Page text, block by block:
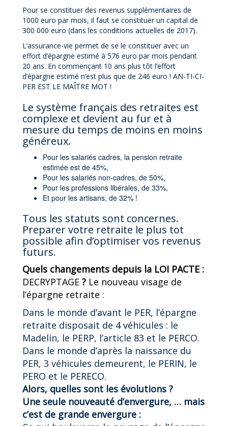
Pour se constituer des revenus supplémentaires de
1000 euro par mois, il faut se constituer un capital de
300 000 euro (dans les conditions actuelles de 2017).
L’assurance-vie permet de se le constituer avec un
effort d’épargne estimé à 576 euro par mois pendant
20 ans. En commençant 10 ans plus tôt l’effort
d’épargne estimé n’est plus que de 246 euro ! AN-TI-CI-
PER EST LE MAÎTRE MOT !
Le système français des retraites est
complexe et devient au fur et à
mesure du temps de moins en moins
généreux.
Pour les salariés cadres, la pension retraite
estimée est de 45%,
Pour les salariés non-cadres, de 50%,
Pour les professions libérales, de 33%,
Et pour les artisans, de 32% !
Tous les statuts sont concernes.
Preparer votre retraite le plus tot
possible afin d’optimiser vos revenus
futurs.
Quels changements depuis la LOI PACTE :
DECRYPTAGE ? Le nouveau visage de
l’épargne retraite :
Dans le monde d’avant le PER, l’épargne
retraite disposait de 4 véhicules : le
Madelin, le PERP, l’article 83 et le PERCO.
Dans le monde d’après la naissance du
PER, 3 véhicules demeurent, le PERIN, le
PERO et le PERECO.
Alors, quelles sont les évolutions ?
Une seule nouveauté d’envergure, … mais
c’est de grande envergure :